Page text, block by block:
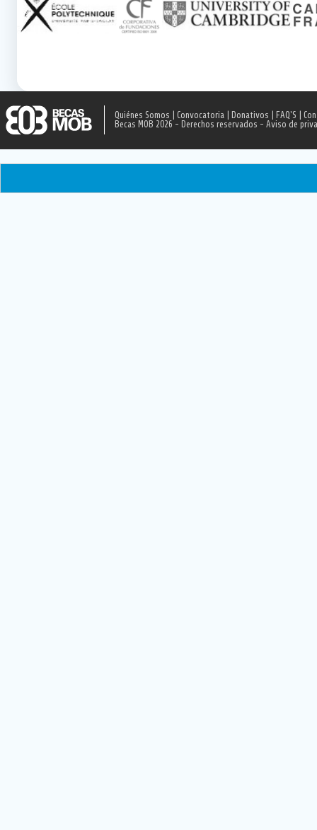
Quiénes Somos Convocatoria| Donativos FAQ'S
Becas MOB 2026 - Derechos reservados - Aviso de